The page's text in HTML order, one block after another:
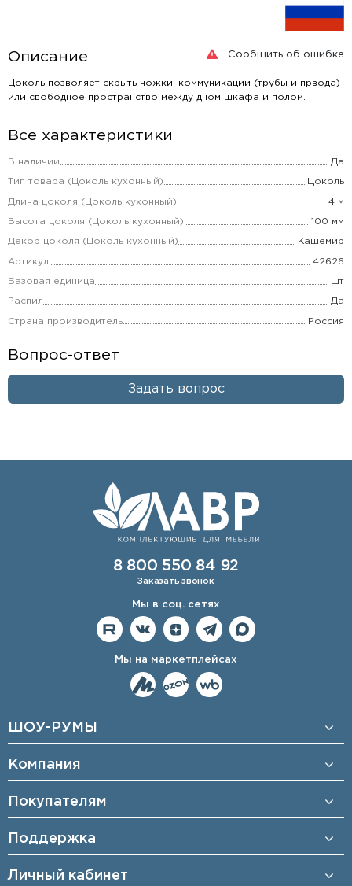
Сообщить об ошибке
Описание
Цоколь позволяет скрыть ножки, коммуникации (трубы и првода)
или свободное пространство между дном шкафа и полом.
Все характеристики
В наличии Да
Тип товара (Цоколь кухонный) Цоколь
Длина цоколя (Цоколь кухонный) 4 м
Высота цоколя (Цоколь кухонный) 100 мм
Декор цоколя (Цоколь кухонный) Кашемир
Артикул 42626
Базовая единица шт
Распил Да
Страна производитель Россия
Вопрос-ответ
Задать вопрос
8 800 550 84 92
Заказать звонок
Мы в соц. сетях
Мы на маркетплейсах
ШОУ-РУМЫ
Компания
Покупателям
Поддержка
Личный кабинет